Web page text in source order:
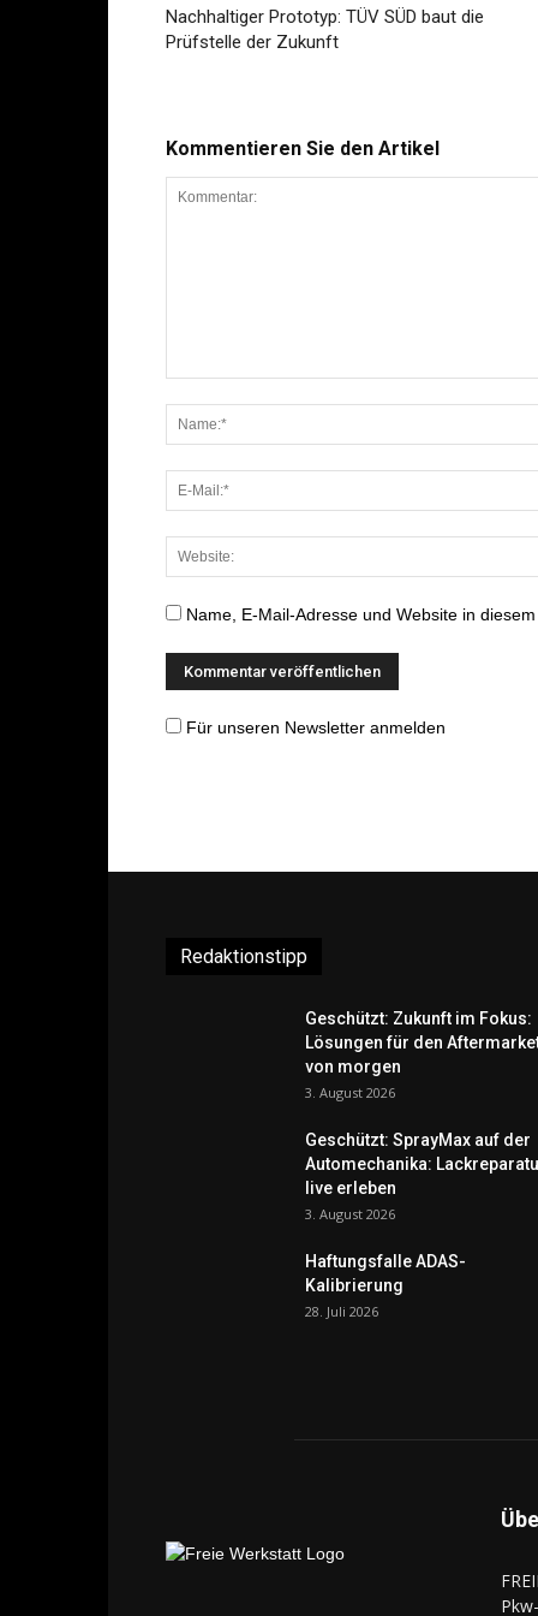
Nachhaltiger Prototyp: TÜV SÜD baut die
Prüfstelle der Zukunft
Kommentieren Sie den Artikel
Name, E-Mail-Adresse und Website in
Für unseren Newsletter anmelden
Redaktionstipp
Geschützt: Zukunft im Fokus:
Lösungen für den
von morgen
3. August 2026
Geschützt: SprayMax auf der
Automechanika:
live erleben
3. August 2026
Haftungsfalle ADAS-
Kalibrierung
28. Juli 2026